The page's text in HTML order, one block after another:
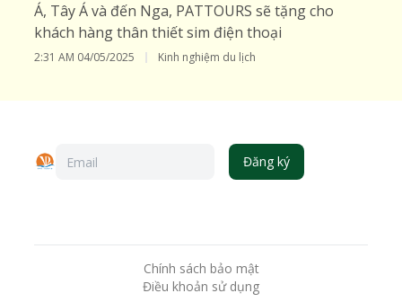
Á, Tây Á và đến Nga, PATTOURS sẽ tặng cho
khách hàng thân thiết sim điện thoại
2:31 AM 04/05/2025 Kinh nghiệm du lịch
Đăng ký
Chính sách bảo mật
Điều khoản sử dụng